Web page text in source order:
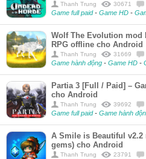
Thanh Trung 30671
Game full paid- Game HD -
Wolf The Evolution mod
RPG offline cho Android
Thanh Trung 31669
Game hành động - Game HD -
Partia 3 [Full / Paid] –
cho Android
Thanh Trung 39692
Game full paid- Game hành
A Smile is Beautiful
gems) cho Android
Thanh Trung 23791